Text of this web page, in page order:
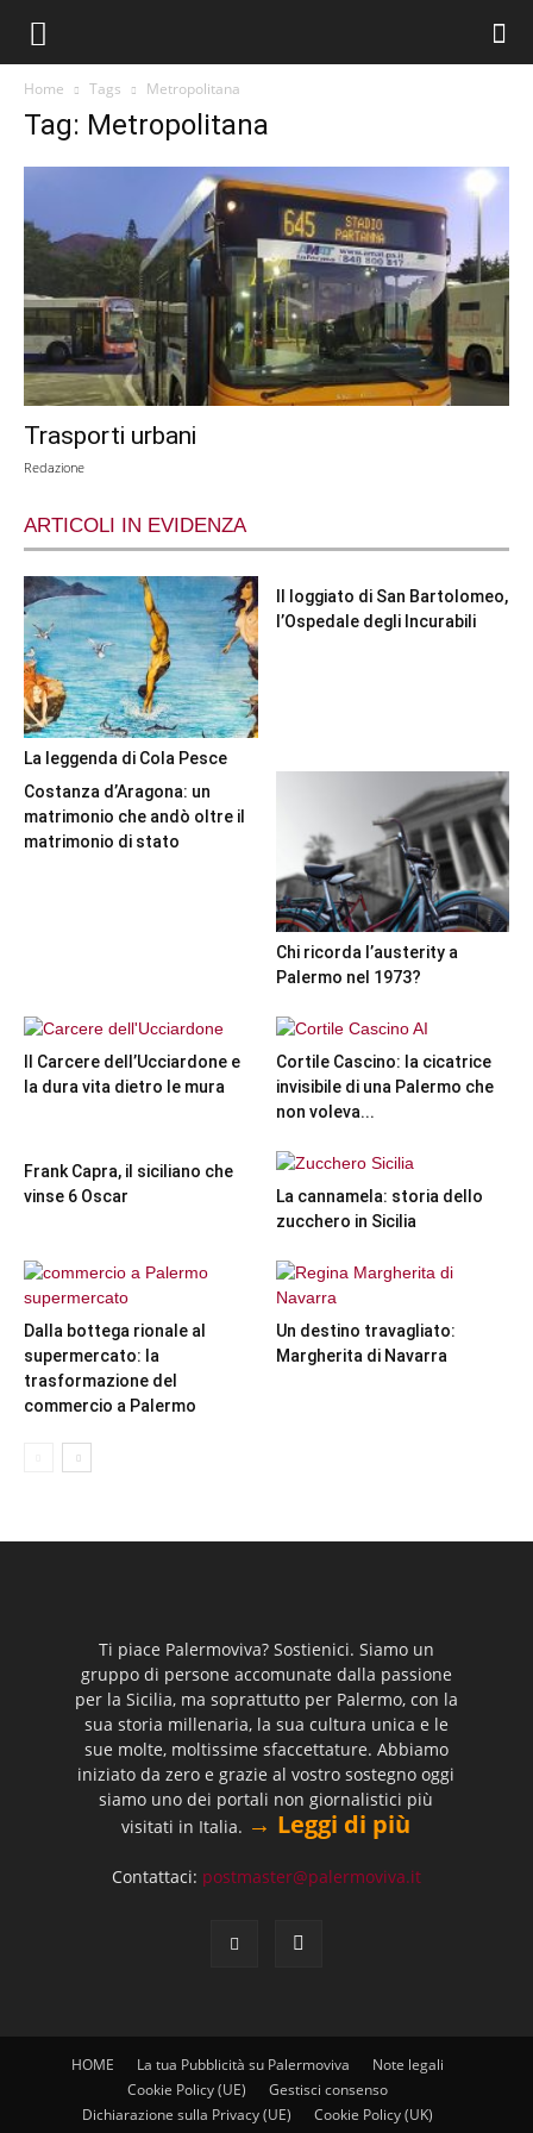
Home Tags Metropolitana
Tag: Metropolitana
Trasporti urbani
Redazione
ARTICOLI IN EVIDENZA
La leggenda di Cola Pesce
Il loggiato di San Bartolomeo,
l’Ospedale degli Incurabili
Costanza d’Aragona: un
matrimonio che andò oltre il
matrimonio di stato
Chi ricorda l’austerity a
Palermo nel 1973?
Il Carcere dell’Ucciardone e
la dura vita dietro le mura
Cortile Cascino: la cicatrice
invisibile di una Palermo che
non voleva...
Frank Capra, il siciliano che
vinse 6 Oscar
La cannamela: storia dello
zucchero in Sicilia
Dalla bottega rionale al
supermercato: la
trasformazione del
commercio a Palermo
Un destino travagliato:
Margherita di Navarra
Ti piace Palermoviva? Sostienici. Siamo un
gruppo di persone accomunate dalla passione
per la Sicilia, ma soprattutto per Palermo, con la
sua storia millenaria, la sua cultura unica e le
sue molte, moltissime sfaccettature. Abbiamo
iniziato da zero e grazie al vostro sostegno oggi
siamo uno dei portali non giornalistici più
visitati in Italia. → Leggi di più
Contattaci: postmaster@palermoviva.it
HOME La tua Pubblicità su Palermoviva
Note legali
Cookie Policy (UE)
Gestisci consenso
Dichiarazione sulla Privacy (UE)
Cookie Policy (UK)